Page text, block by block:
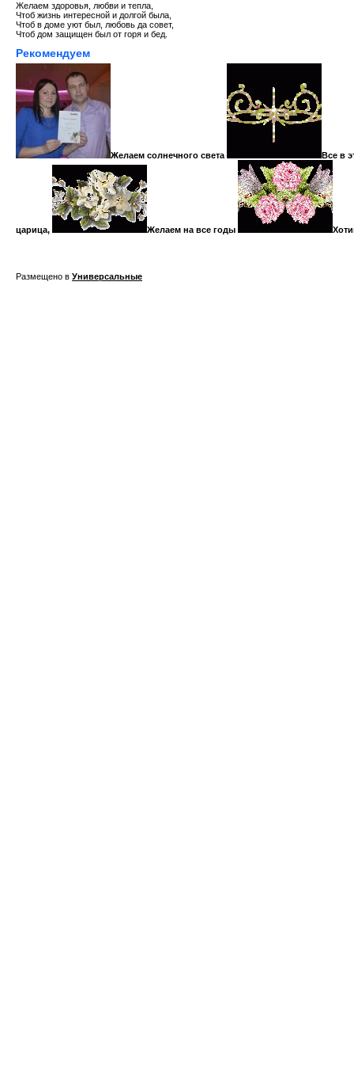
Желаем здоровья, любви и тепла,
Чтоб жизнь интересной и долгой была,
Чтоб в доме уют был, любовь да совет,
Чтоб дом защищен был от горя и бед.
Рекомендуем
Желаем солнечного света Все в
царица, Желаем на все годы
Размещено в Универсальные